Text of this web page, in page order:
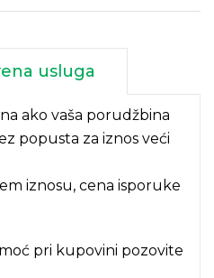
usluga
ako vaša porudžbina
popusta za iznos veći
iznosu, cena isporuke
pri kupovini pozovite